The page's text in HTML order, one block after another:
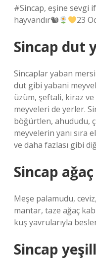
#Sincap, eşine sevgi
hayvandır🐿
23
Sincap dut
Sincaplar yaban
dut gibi yabani
üzüm, şeftali, kiraz
meyveleri de yerler.
böğürtlen, ahududu,
meyvelerin yanı sıra
ve daha fazlası gibi
Sincap
Meşe palamudu,
mantar, taze ağaç
kuş yavrularıyla
Sincap